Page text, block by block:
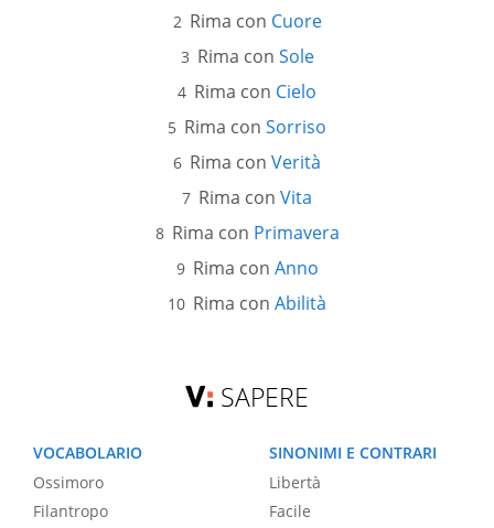
Rima con Cuore
Rima con Sole
Rima con Cielo
Rima con Sorriso
Rima con Verità
Rima con Vita
Rima con Primavera
Rima con Anno
Rima con Abilità
SAPERE
VOCABOLARIO
Ossimoro
Filantropo
SINONIMI E CONTRARI
Libertà
Facile